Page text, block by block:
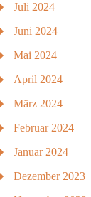
Juli 2024
Juni 2024
Mai 2024
April 2024
März 2024
Februar 2024
Januar 2024
Dezember 2023